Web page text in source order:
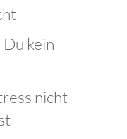
kein
nicht